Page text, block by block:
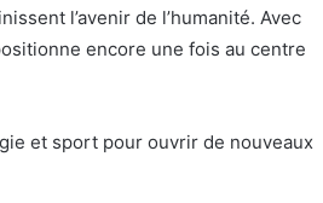
l’avenir de l’humanité. Avec
encore une fois au centre
et sport pour ouvrir de nouveaux